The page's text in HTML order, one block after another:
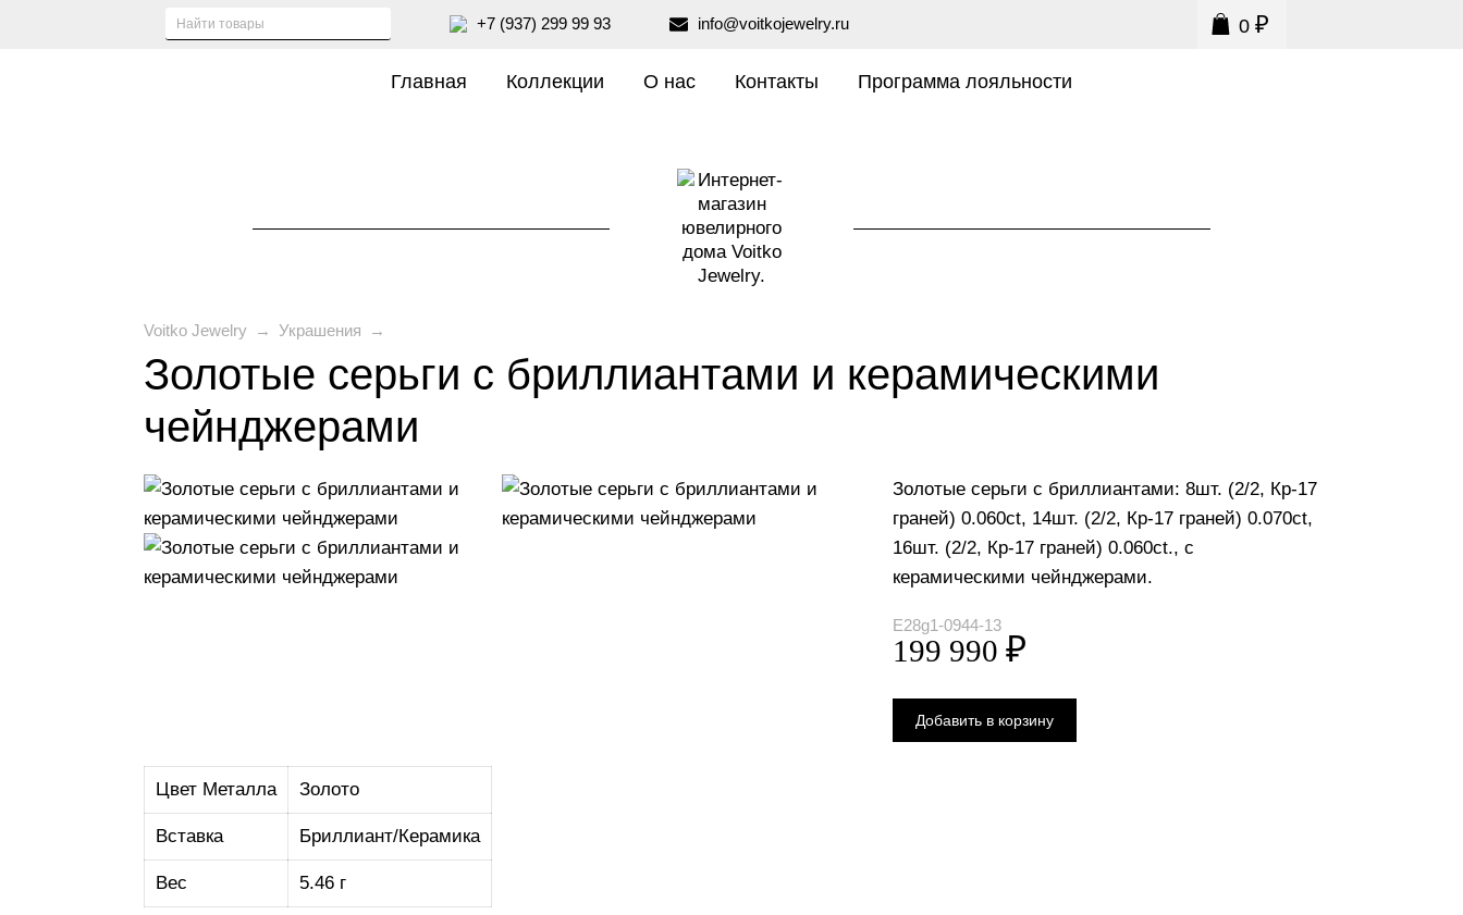
+7 (937) 299 99 93 info@voitkojewelry.ru 0 ₽
Главная Коллекции О нас Контакты Программа лояльности
Voitko Jewelry → Украшения →
Золотые серьги с бриллиантами и керамическими
чейнджерами
Золотые серьги с бриллиантами: 8шт. (2/2, Кр-17
граней) 0.060ct, 14шт. (2/2, Кр-17 граней) 0.070ct,
16шт. (2/2, Кр-17 граней) 0.060ct., с
керамическими чейнджерами.
E28g1-0944-13
Цвет Металла Золото
Вставка Бриллиант/Керамика
Вес 5.46 г